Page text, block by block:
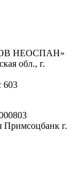
НЕОСПАН»
обл., г.
603
г.